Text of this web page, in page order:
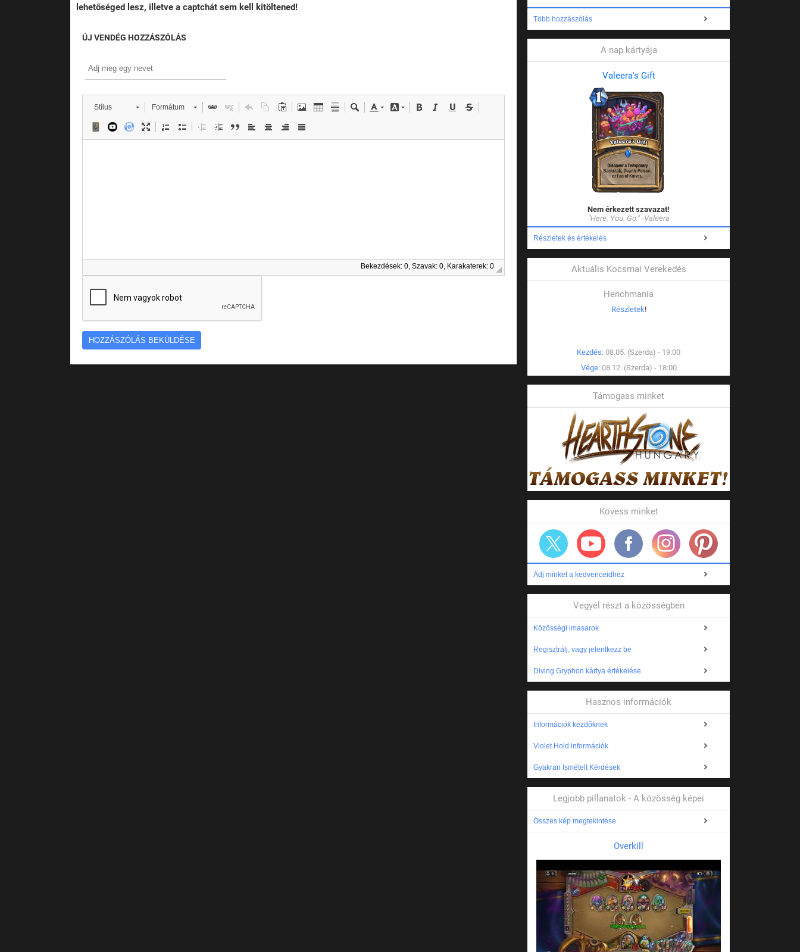
lehetőséged lesz, illetve a captchát sem kell kitöltened!
ÚJ VENDÉG HOZZÁSZÓLÁS
Stílus Formátum
Bekezdések: 0, Szavak: 0, Karakaterek: 0
Több hozzászólás
A nap kártyája
Valeera's Gift
Nem érkezett szavazat!
"Here. You. Go." -Valeera
Részletek és értékelés
Aktuális Kocsmai Verekedés
Henchmania
Részletek!
Kezdés: 08.05. (Szerda) - 19:00
Vége: 08.12. (Szerda) - 18:00
Támogass minket
Kövess minket
Adj minket a kedvenceidhez
Vegyél részt a közösségben
Közösségi imasarok
Regisztrálj, vagy jelentkezz be
Diving Gryphon kártya értékelése
Hasznos információk
Információk kezdőknek
Violet Hold információk
Gyakran Ismételt Kérdések
Legjobb pillanatok - A közösség képei
Összes kép megtekintése
Overkill